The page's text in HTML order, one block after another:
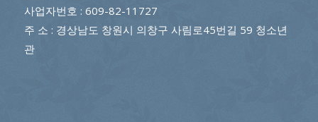
사업자번호 : 609-82-11727
주 소 : 경상남도 창원시 의창구 사림로45번길 59 청소년
관